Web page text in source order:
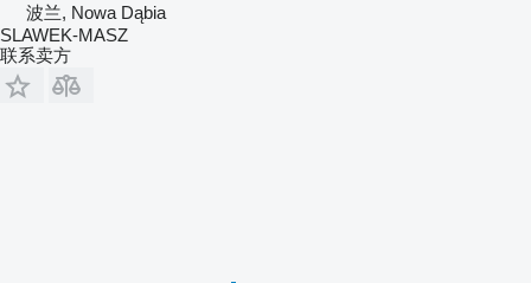
波兰, Nowa Dąbia
SLAWEK-MASZ
联系卖方